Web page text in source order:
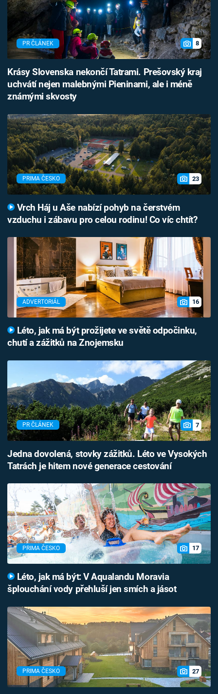
PR ČLÁNEK 8
Krásy Slovenska nekončí Tatrami. Prešovský kraj
uchvátí nejen malebnými Pieninami, ale i méně
známými skvosty
PRIMA ČESKO 23
Vrch Háj u Aše nabízí pohyb na čerstvém
vzduchu i zábavu pro celou rodinu! Co víc chtít?
ADVERTORIÁL 16
Léto, jak má být prožijete ve světě odpočinku,
chutí a zážitků na Znojemsku
PR ČLÁNEK 7
Jedna dovolená, stovky zážitků. Léto ve Vysokých
Tatrách je hitem nové generace cestování
PRIMA ČESKO 17
Léto, jak má být: V Aqualandu Moravia
šplouchání vody přehluší jen smích a jásot
PRIMA ČESKO 27